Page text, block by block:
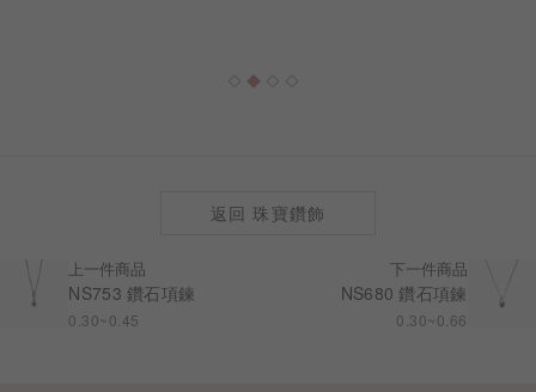
上一件商品
NS753 鑽石項鍊
0.30~0.45
下一件商品
NS680 鑽石項鍊
0.30~0.66
返回 珠寶鑽飾